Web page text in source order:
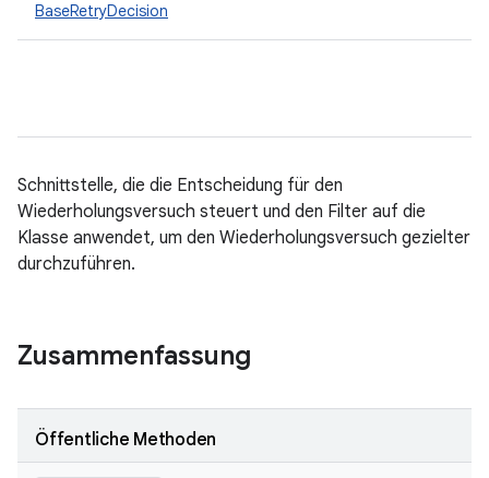
BaseRetryDecision
Schnittstelle, die die Entscheidung für den
Wiederholungsversuch steuert und den Filter auf die
Klasse anwendet, um den Wiederholungsversuch gezielter
durchzuführen.
Zusammenfassung
Öffentliche Methoden